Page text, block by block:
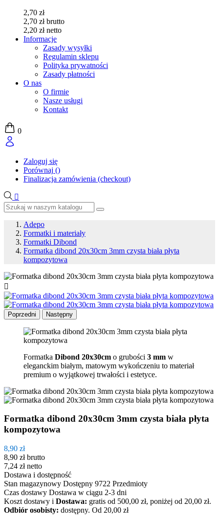
2,70 zł
2,70 zł brutto
2,20 zł netto
Informacje
Zasady wysyłki
Regulamin sklepu
Polityka prywatności
Zasady płatności
O nas
O firmie
Nasze usługi
Kontakt
0
Zaloguj się
Porównaj ()
Finalizacja zamówienia (checkout)

Adepo
Formatki i materiały
Formatki Dibond
Formatka dibond 20x30cm 3mm czysta biała płyta
kompozytowa

Poprzedni Następny
Formatka Dibond 20x30cm o grubości 3 mm w
eleganckim białym, matowym wykończeniu to materiał
premium o wyjątkowej trwałości i estetyce.
Formatka dibond 20x30cm 3mm czysta biała płyta
kompozytowa
8,90 zł
8,90 zł brutto
7,24 zł netto
Dostawa i dostępność
Stan magazynowy Dostępny 9722 Przedmioty
Czas dostawy Dostawa w ciągu 2-3 dni
Koszt dostawy i Dostawa: gratis od 500,00 zł, poniżej od 20,00 zł.
Odbiór osobisty: dostępny. Od 20,00 zł